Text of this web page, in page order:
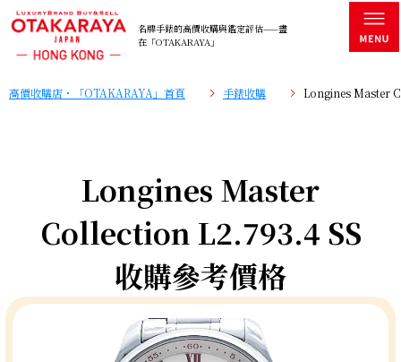
名牌手錶的高價收購與鑑定評估——盡
在「OTAKARAYA」
高價收購店・「OTAKARAYA」首頁 手錶收購 Longines Master
Longines Master
Collection L2.793.4 SS
收購參考價格